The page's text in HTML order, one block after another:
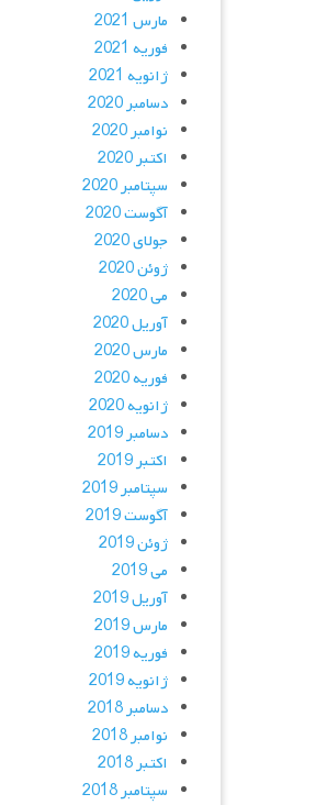
مارس 2021
فوریه 2021
ژانویه 2021
دسامبر 2020
نوامبر 2020
اکتبر 2020
سپتامبر 2020
آگوست 2020
جولای 2020
ژوئن 2020
می 2020
آوریل 2020
مارس 2020
فوریه 2020
ژانویه 2020
دسامبر 2019
اکتبر 2019
سپتامبر 2019
آگوست 2019
ژوئن 2019
می 2019
آوریل 2019
مارس 2019
فوریه 2019
ژانویه 2019
دسامبر 2018
نوامبر 2018
اکتبر 2018
سپتامبر 2018